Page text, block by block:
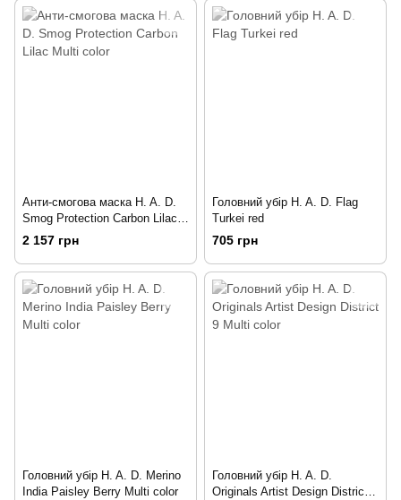
Анти-смогова маска H. A. D.
Smog Protection Carbon Lilac
Multi color
2 157 грн
Головний убір H. A. D. Flag
Turkei red
705 грн
Головний убір H. A. D. Merino
India Paisley Berry Multi color
Головний убір H. A. D.
Originals Artist Design District 9